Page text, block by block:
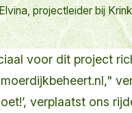
projectleider bij
voor dit project
verplaatst ons